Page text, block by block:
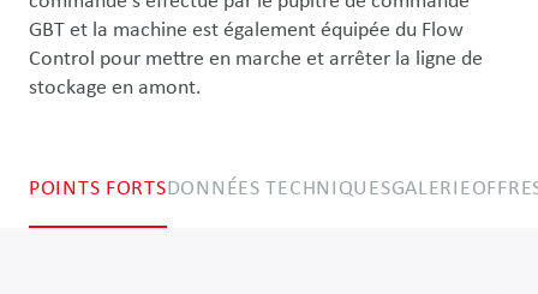
GBT et la machine est également équipée du Flow
Control pour mettre en marche et arrêter la ligne de
stockage en amont.
POINTS FORTSDONNÉES TECHNIQUESGALERIE